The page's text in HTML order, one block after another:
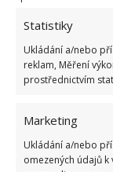
Statistiky
Ukládání a/nebo
reklam, Měření
prostřednictvím
Marketing
Ukládání a/nebo
omezených údajů